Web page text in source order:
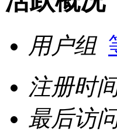
用户组
注册时
最后访